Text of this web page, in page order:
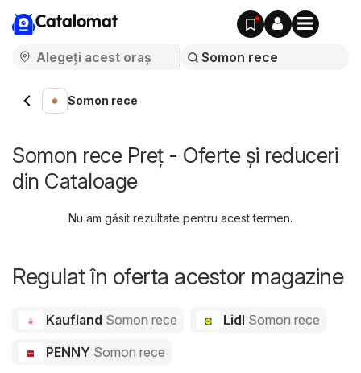
Catalomat
Somon rece
Somon rece Preț - Oferte și reduceri
din Cataloage
Nu am găsit rezultate pentru acest termen.
Regulat în oferta acestor magazine
Kaufland Somon rece Lidl Somon rece
PENNY Somon rece